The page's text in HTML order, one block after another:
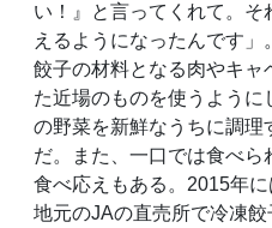
い！』と言ってくれて。
えるようになったんです」。
餃子の材料となる肉やキャ
た近場のものを使うように
の野菜を新鮮なうちに調
だ。また、一口では食べ
食べ応えもある。2015年
地元のJAの直売所で冷凍